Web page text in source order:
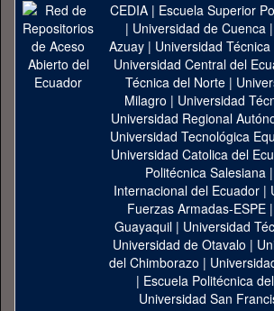
CEDIA| Escuela Superior
| Universidad de Cuenca|
Azuay| Universidad
Universidad Central del
Técnica del Norte |
Milagro | Universidad
Universidad Regional
Universidad Tecnológica
Universidad Catolica del
Politécnica Salesiana |
Internacional del Ecuador |
Fuerzas Armadas-ESPE |
Guayaquil| Universidad
Universidad de Otavalo |
del Chimborazo |
| Escuela Politécnica
Universidad San